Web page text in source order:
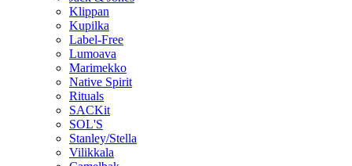
Klippan
Kupilka
Label-Free
Lumoava
Marimekko
Native Spirit
Rituals
SACKit
SOL'S
Stanley/Stella
Vilikkala